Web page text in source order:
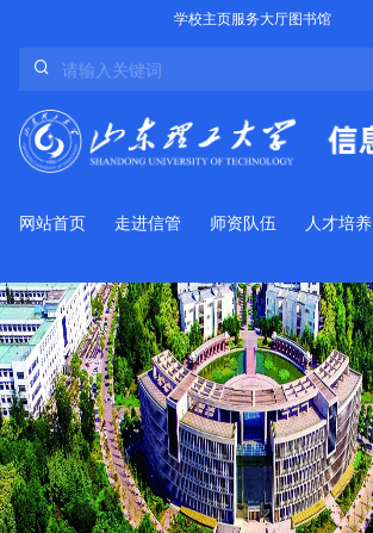
学校主页服务大厅图书馆
网站首页 走进信管 师资队伍 人才培养